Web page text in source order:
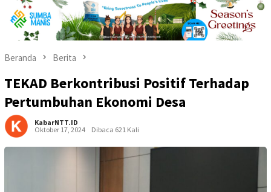
Beranda Berita
TEKAD Berkontribusi Positif Terhadap
Pertumbuhan Ekonomi Desa
KabarNTT.ID
Oktober 17, 2024
Dibaca 621 Kali